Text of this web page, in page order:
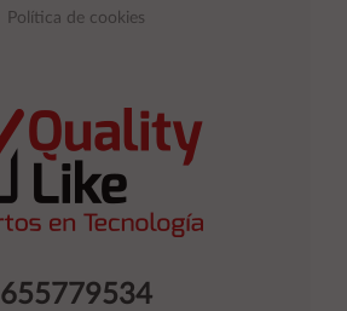
655779534
Política de cookies